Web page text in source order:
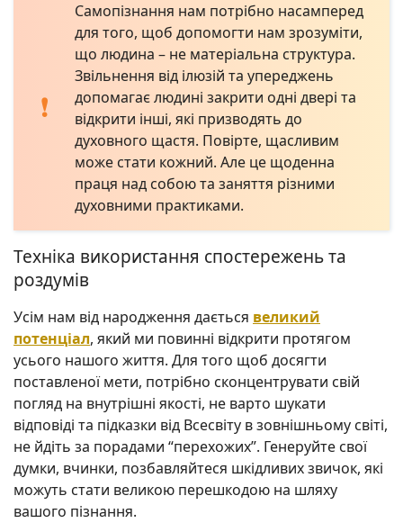
Самопізнання нам потрібно насамперед
для того, щоб допомогти нам зрозуміти,
що людина – не матеріальна структура.
Звільнення від ілюзій та упереджень
допомагає людині закрити одні двері та
відкрити інші, які призводять до
духовного щастя. Повірте, щасливим
може стати кожний. Але це щоденна
праця над собою та заняття різними
духовними практиками.
Техніка використання спостережень та
роздумів
Усім нам від народження дається великий
потенціал, який ми повинні відкрити протягом
усього нашого життя. Для того щоб досягти
поставленої мети, потрібно сконцентрувати свій
погляд на внутрішні якості, не варто шукати
відповіді та підказки від Всесвіту в зовнішньому світі,
не йдіть за порадами “перехожих”. Генеруйте свої
думки, вчинки, позбавляйтеся шкідливих звичок, які
можуть стати великою перешкодою на шляху
вашого пізнання.